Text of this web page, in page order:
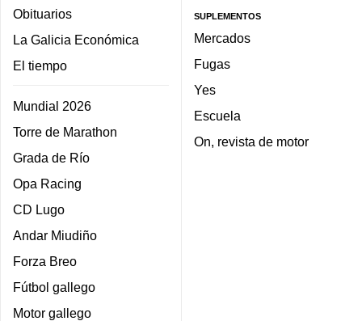
Obituarios
La Galicia Económica
El tiempo
Mundial 2026
Torre de Marathon
Grada de Río
Opa Racing
CD Lugo
Andar Miudiño
Forza Breo
Fútbol gallego
Motor gallego
SUPLEMENTOS
Mercados
Fugas
Yes
Escuela
On, revista de motor